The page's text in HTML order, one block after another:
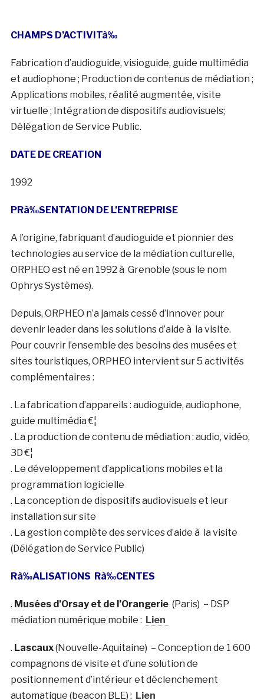
CHAMPS D’ACTIVITà‰
Fabrication d’audioguide, visioguide, guide multimédia
et audiophone ; Production de contenus de médiation ;
Applications mobiles, réalité augmentée, visite
virtuelle ; Intégration de dispositifs audiovisuels;
Délégation de Service Public.
DATE DE CREATION
1992
PRà‰SENTATION DE L’ENTREPRISE
A l’origine, fabriquant d’audioguide et pionnier des
technologies au service de la médiation culturelle,
ORPHEO est né en 1992 à Grenoble (sous le nom
Ophrys Systèmes).
Depuis, ORPHEO n’a jamais cessé d’innover pour
devenir leader dans les solutions d’aide à la visite.
Pour couvrir l’ensemble des besoins des musées et
sites touristiques, ORPHEO intervient sur 5 activités
complémentaires :
. La fabrication d’appareils : audioguide, audiophone,
guide multimédia €¦
. La production de contenu de médiation : audio, vidéo,
3D €¦
. Le développement d’applications mobiles et la
programmation logicielle
. La conception de dispositifs audiovisuels et leur
installation sur site
. La gestion complète des services d’aide à la visite
(Délégation de Service Public)
Rà‰ALISATIONS Rà‰CENTES
. Musées d’Orsay et de l’Orangerie (Paris) – DSP
médiation numérique mobile : Lien
. Lascaux(Nouvelle-Aquitaine) – Conception de 1 600
compagnons de visite et d’une solution de
positionnement d’intérieur et déclenchement
automatique (beacon BLE) : Lien